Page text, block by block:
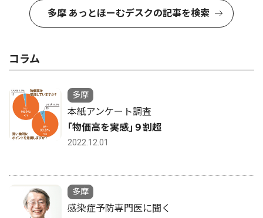
多摩 あっとほーむデスクの記事を検索
コラム
多摩
本紙アンケート調査
｢物価高を実感｣９割超
2022.12.01
多摩
感染症予防専門医に聞く